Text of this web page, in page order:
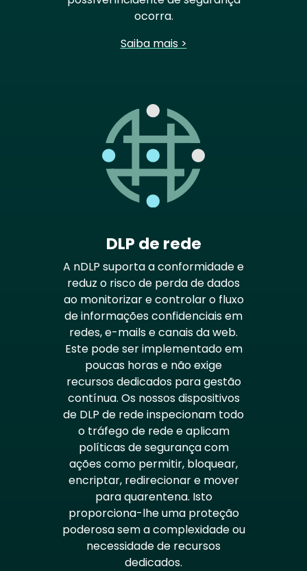
ocorra.
Saiba mais >
DLP de rede
A nDLP suporta a conformidade e
reduz o risco de perda de dados
ao monitorizar e controlar o fluxo
de informações confidenciais em
redes, e-mails e canais da web.
Este pode ser implementado em
poucas horas e não exige
recursos dedicados para gestão
contínua. Os nossos dispositivos
de DLP de rede inspecionam todo
o tráfego de rede e aplicam
políticas de segurança com
ações como permitir, bloquear,
encriptar, redirecionar e mover
para quarentena. Isto
proporciona-lhe uma proteção
poderosa sem a complexidade ou
necessidade de recursos
dedicados.